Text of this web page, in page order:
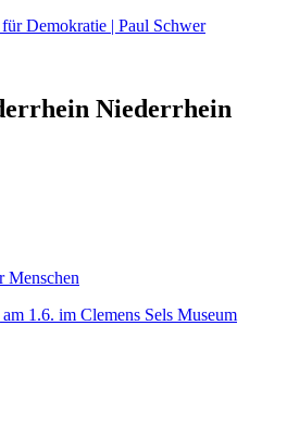
Demokratie | Paul Schwer
Niederrhein
1.6. im Clemens Sels Museum